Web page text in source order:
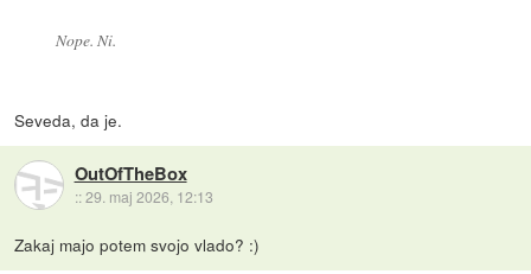
Nope. Ni.
Seveda, da je.
OutOfTheBox
::29. maj 2026, 12:13
Zakaj majo potem svojo vlado? :)